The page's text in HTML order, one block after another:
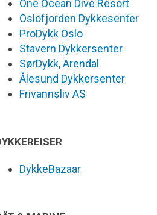
One Ocean Dive Resort
Oslofjorden Dykkesenter
ProDykk Oslo
Stavern Dykkersenter
SørDykk, Arendal
Ålesund Dykkersenter
Frivannsliv AS
DykkeBazaar